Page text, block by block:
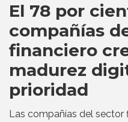
El 78 por
compañías
financiero
madurez
prioridad
Las compañías del sector